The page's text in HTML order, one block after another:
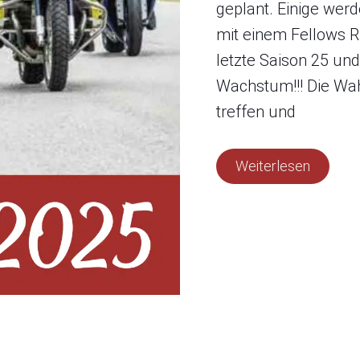
geplant. Einige
mit einem Fellows
letzte Saison 25
Wachstum!!! Die
treffen und
Weiterlesen